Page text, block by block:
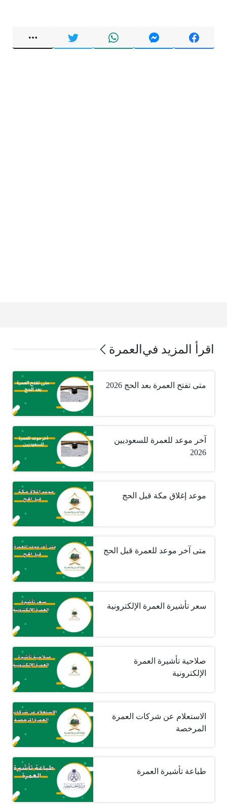
اقرأ المزيد في العمرة
متى تفتح العمرة بعد الحج 2026
آخر موعد للعمرة للسعوديين
2026
موعد إغلاق مكة قبل الحج
متى آخر موعد للعمرة قبل الحج
سعر تأشيرة العمرة الإلكترونية
صلاحية تأشيرة العمرة
الإلكترونية
الاستعلام عن شركات العمرة
المرخصة
طباعة تأشيرة العمرة